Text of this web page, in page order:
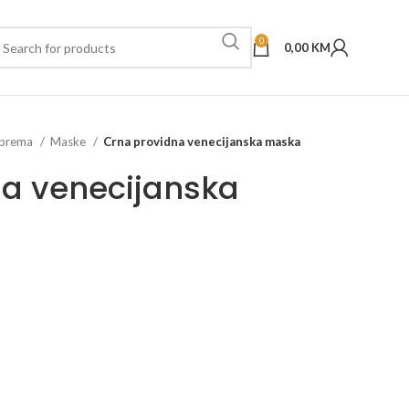
0 0,00 KM
Maske Crna providna venecijanska maska
venecijanska